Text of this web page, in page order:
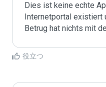
Dies ist keine echte
Internetportal existiert
Betrug hat nichts mit
役立つ